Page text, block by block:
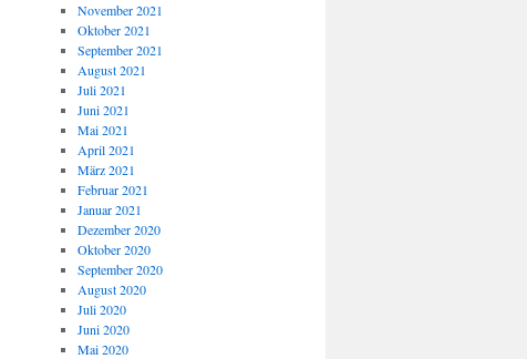
November 2021
Oktober 2021
September 2021
August 2021
Juli 2021
Juni 2021
Mai 2021
April 2021
März 2021
Februar 2021
Januar 2021
Dezember 2020
Oktober 2020
September 2020
August 2020
Juli 2020
Juni 2020
Mai 2020